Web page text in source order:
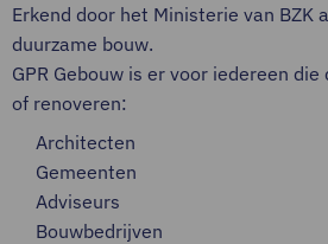
Erkend door het Ministerie van BZK
duurzame bouw.
GPR Gebouw is er voor iedereen
of renoveren:
Architecten
Gemeenten
Adviseurs
Bouwbedrijven